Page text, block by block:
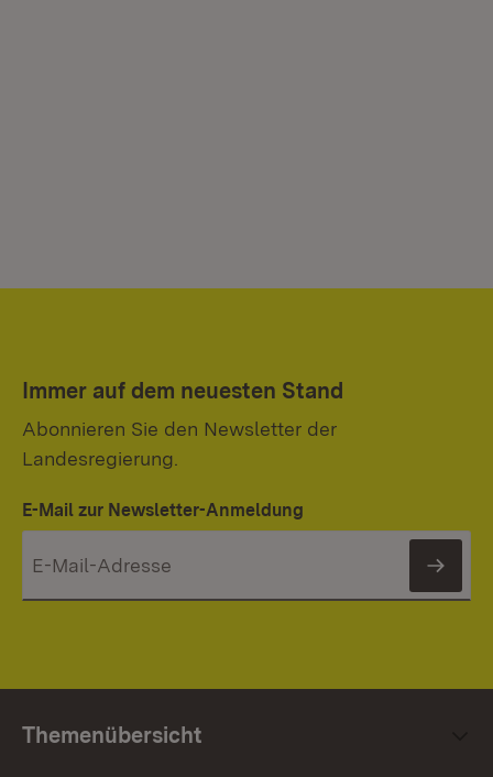
Immer auf dem neuesten Stand
Abonnieren Sie den Newsletter der
Landesregierung.
E-Mail zur Newsletter-Anmeldung
Themenübersicht